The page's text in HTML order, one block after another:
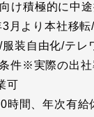
け積極的に中途
月より本社移転
装自由化/テレ
件※実際の出社
可
時間、年次有給